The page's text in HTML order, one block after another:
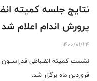
نتایج جلسه کمیته
پرورش اندام اعلام شد
1400/01/24
فروردین ماه برگزار شد.